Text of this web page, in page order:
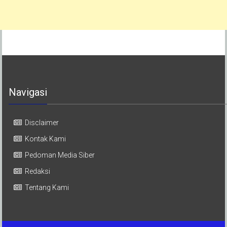
Navigasi
Disclaimer
Kontak Kami
Pedoman Media Siber
Redaksi
Tentang Kami